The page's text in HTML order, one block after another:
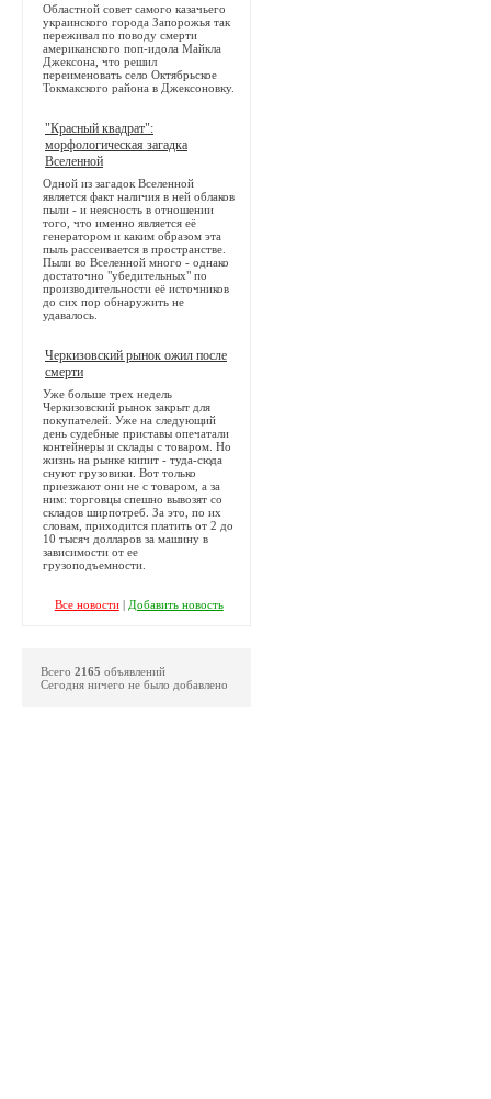
Областной совет самого казачьего
украинского города Запорожья так
переживал по поводу смерти
американского поп-идола Майкла
Джексона, что решил
переименовать село Октябрьское
Токмакского района в Джексоновку.
"Красный квадрат":
морфологическая загадка
Вселенной
Одной из загадок Вселенной
является факт наличия в ней облаков
пыли - и неясность в отношении
того, что именно является её
генератором и каким образом эта
пыль рассеивается в пространстве.
Пыли во Вселенной много - однако
достаточно "убедительных" по
производительности её источников
до сих пор обнаружить не
удавалось.
Черкизовский рынок ожил после
смерти
Уже больше трех недель
Черкизовский рынок закрыт для
покупателей. Уже на следующий
день судебные приставы опечатали
контейнеры и склады с товаром. Но
жизнь на рынке кипит - туда-сюда
снуют грузовики. Вот только
приезжают они не с товаром, а за
ним: торговцы спешно вывозят со
складов ширпотреб. За это, по их
словам, приходится платить от 2 до
10 тысяч долларов за машину в
зависимости от ее
грузоподъемности.
Все новости| Добавить новость
Всего 2165 объявлений
Сегодня ничего не было добавлено